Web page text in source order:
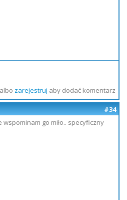
zarejestruj aby dodać komentarz
#34
wspominam go miło.. specyficzny